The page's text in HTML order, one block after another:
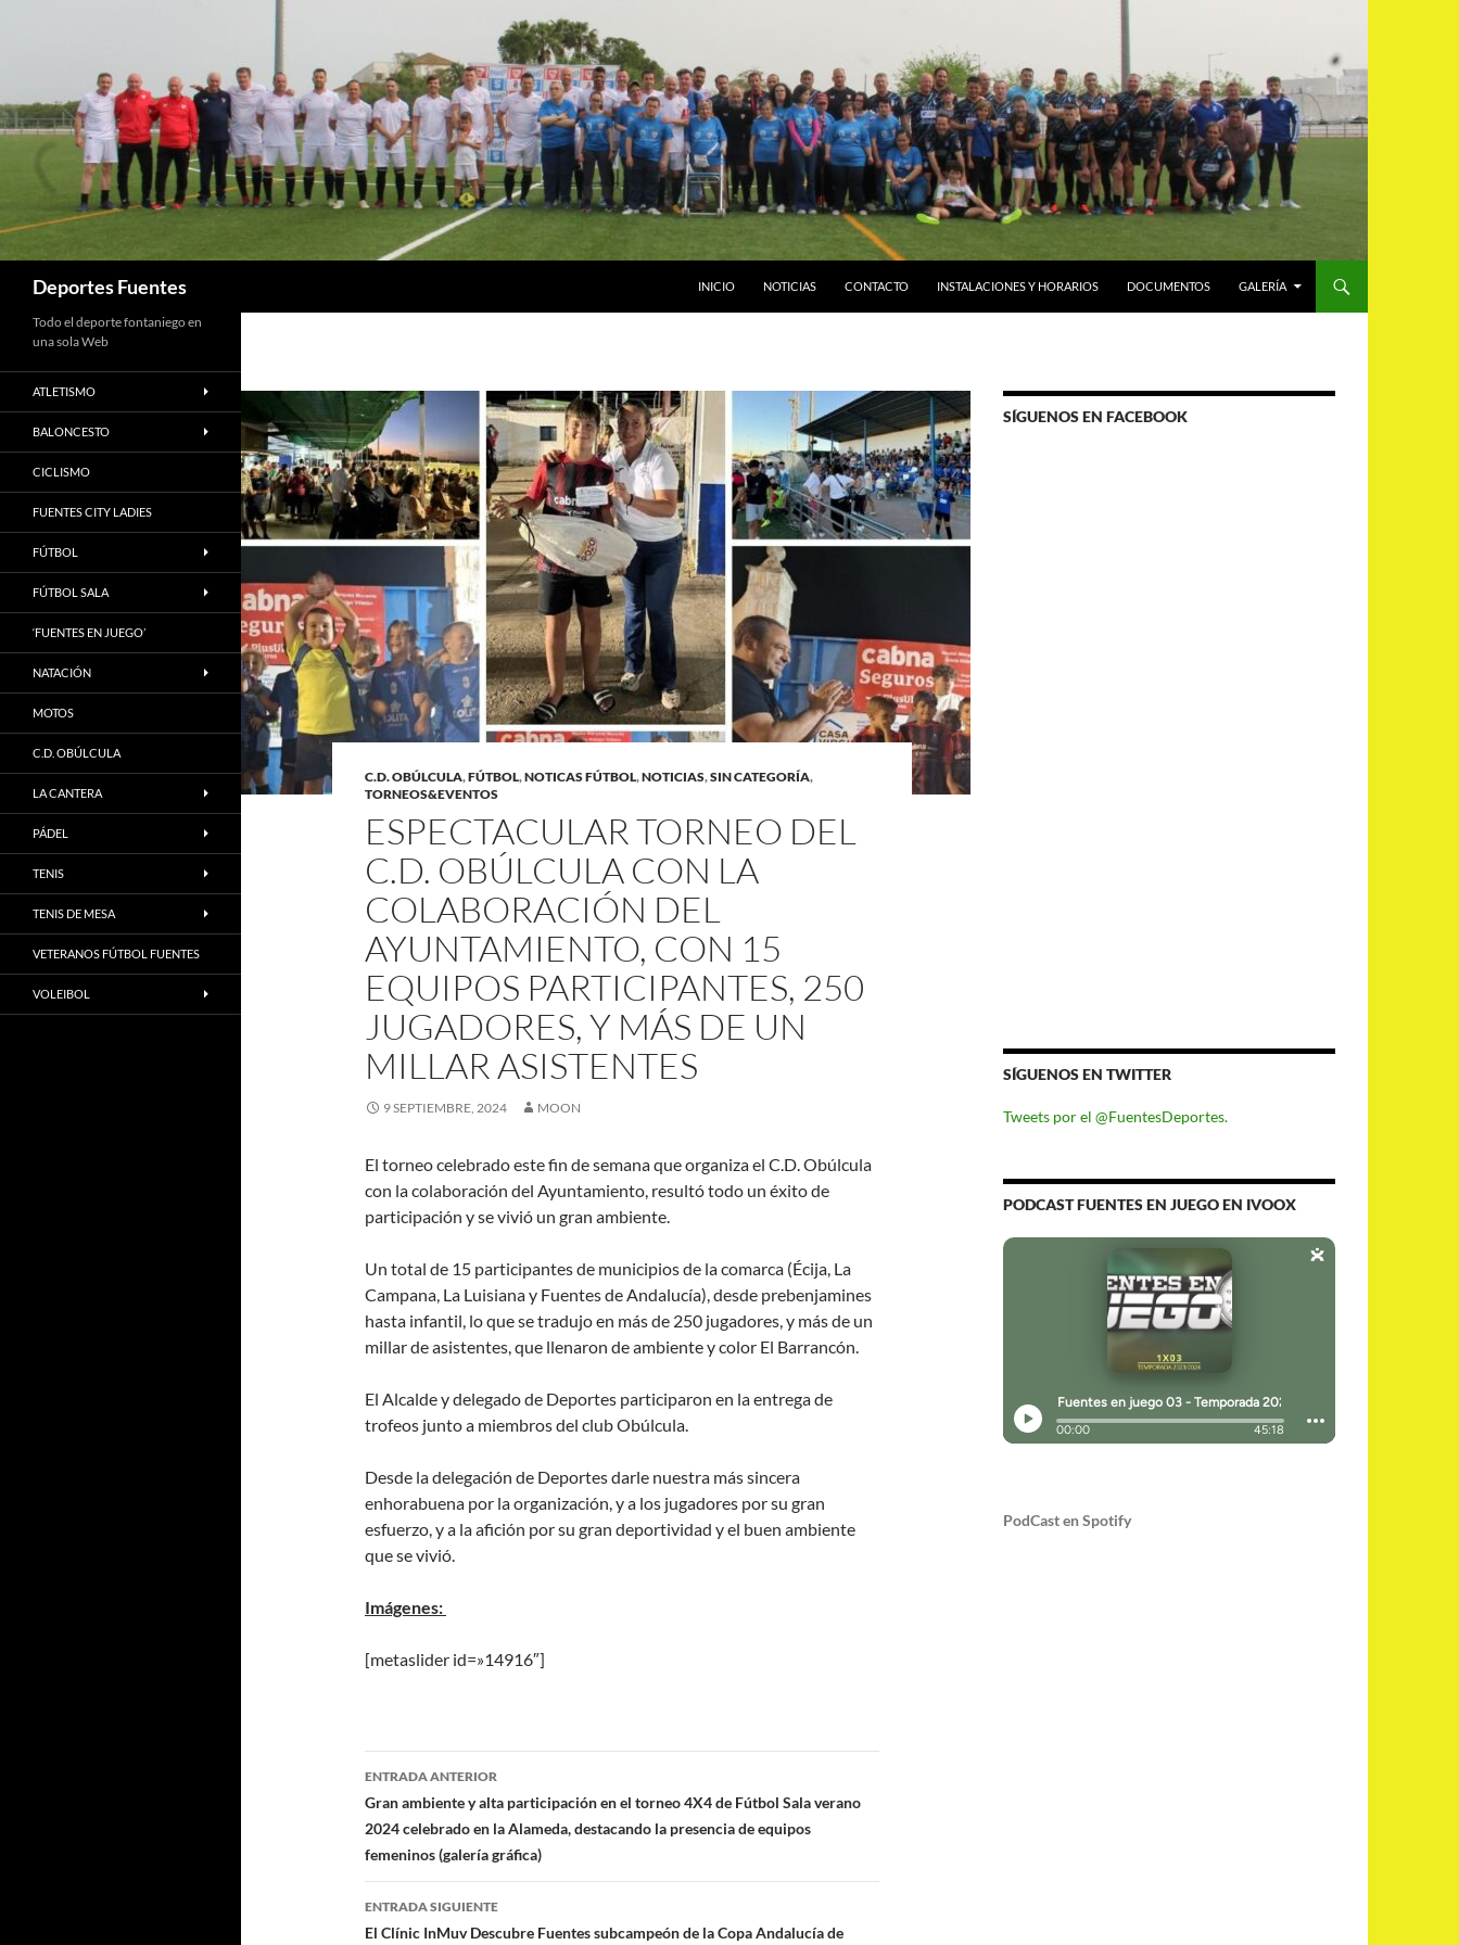
Deportes Fuentes INICIO NOTICIAS CONTACTO INSTALACIONES Y HORARIOS DOCUMENTOS GALERÍA
C.D. OBÚLCULA,FÚTBOL,NOTICAS FÚTBOL,NOTICIAS,SIN CATEGORÍA,
TORNEOS&EVENTOS
ESPECTACULAR TORNEO DEL
C.D. OBÚLCULA CON LA
COLABORACIÓN DEL
AYUNTAMIENTO, CON 15
EQUIPOS PARTICIPANTES, 250
JUGADORES, Y MÁS DE UN
MILLAR ASISTENTES
9 SEPTIEMBRE, 2024 MOON
El torneo celebrado este fin de semana que organiza el C.D. Obúlcula
con la colaboración del Ayuntamiento, resultó todo un éxito de
participación y se vivió un gran ambiente.
Un total de 15 participantes de municipios de la comarca (Écija, La
Campana, La Luisiana y Fuentes de Andalucía), desde prebenjamines
hasta infantil, lo que se tradujo en más de 250 jugadores, y más de un
millar de asistentes, que llenaron de ambiente y color El Barrancón.
El Alcalde y delegado de Deportes participaron en la entrega de
trofeos junto a miembros del club Obúlcula.
Desde la delegación de Deportes darle nuestra más sincera
enhorabuena por la organización, y a los jugadores por su gran
esfuerzo, y a la afición por su gran deportividad y el buen ambiente
que se vivió.
Imágenes:
[metaslider id=»14916″]
Navegación
de
entradas
ENTRADA ANTERIOR
Gran ambiente y alta participación en el torneo 4X4 de Fútbol Sala verano
2024 celebrado en la Alameda, destacando la presencia de equipos
femeninos (galería gráfica)
ENTRADA SIGUIENTE
El Clínic InMuv Descubre Fuentes subcampeón de la Copa Andalucía de
SÍGUENOS EN FACEBOOK
SÍGUENOS EN TWITTER
Tweets por el @FuentesDeportes.
PODCAST FUENTES EN JUEGO EN IVOOX
PodCast en Spotify
Todo el deporte fontaniego en
una sola Web
ATLETISMO
BALONCESTO
CICLISMO
FUENTES CITY LADIES
FÚTBOL
FÚTBOL SALA
‘FUENTES EN JUEGO’
NATACIÓN
MOTOS
C.D. OBÚLCULA
LA CANTERA
PÁDEL
TENIS
TENIS DE MESA
VETERANOS FÚTBOL FUENTES
VOLEIBOL